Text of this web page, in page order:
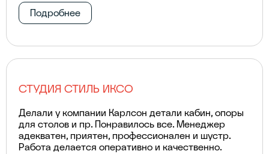
Подробнее
СТУДИЯ СТИЛЬ ИКСО
Делали у компании Карлсон детали кабин, опоры
для столов и пр. Понравилось все. Менеджер
адекватен, приятен, профессионален и шустр.
Работа делается оперативно и качественно.